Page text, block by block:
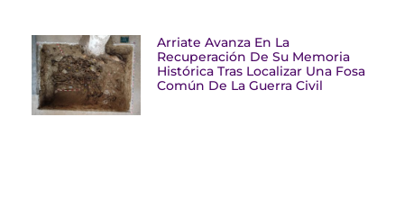
Arriate Avanza En La
Recuperación De Su Memoria
Histórica Tras Localizar Una Fosa
Común De La Guerra Civil